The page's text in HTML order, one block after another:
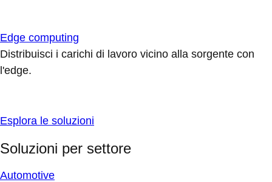
Edge computing
Distribuisci i carichi di lavoro vicino alla sorgente con
l'edge.
Esplora le soluzioni
Soluzioni per settore
Automotive